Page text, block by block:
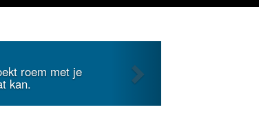
literatuur voor